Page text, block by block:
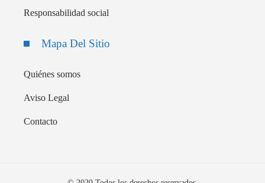
Responsabilidad social
Mapa Del Sitio
Quiénes somos
Aviso Legal
Contacto